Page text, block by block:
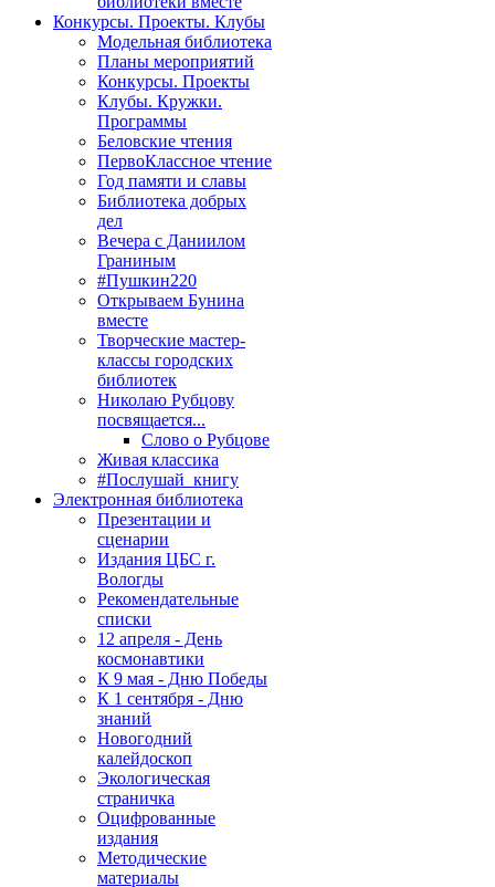
Конкурсы. Проекты. Клубы
Модельная библиотека
Планы мероприятий
Конкурсы. Проекты
Клубы. Кружки.
Программы
Беловские чтения
ПервоКлассное чтение
Год памяти и славы
Библиотека добрых
дел
Вечера с Даниилом
Граниным
#Пушкин220
Открываем Бунина
вместе
Творческие мастер-
классы городских
библиотек
Николаю Рубцову
посвящается...
Слово о Рубцове
Живая классика
#Послушай_книгу
Электронная библиотека
Презентации и
сценарии
Издания ЦБС г.
Вологды
Рекомендательные
списки
12 апреля - День
космонавтики
К 9 мая - Дню Победы
К 1 сентября - Дню
знаний
Новогодний
калейдоскоп
Экологическая
страничка
Оцифрованные
издания
Методические
материалы